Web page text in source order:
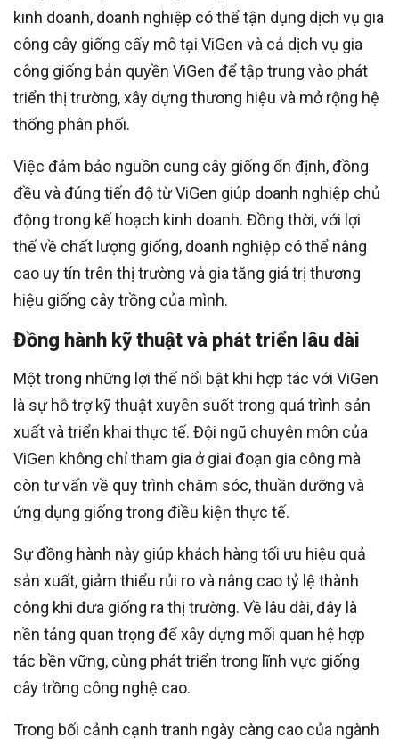
kinh doanh, doanh nghiệp có thể tận dụng dịch vụ gia
công cây giống cấy mô tại ViGen và cả dịch vụ gia
công giống bản quyền ViGen để tập trung vào phát
triển thị trường, xây dựng thương hiệu và mở rộng hệ
thống phân phối.
Việc đảm bảo nguồn cung cây giống ổn định, đồng
đều và đúng tiến độ từ ViGen giúp doanh nghiệp chủ
động trong kế hoạch kinh doanh. Đồng thời, với lợi
thế về chất lượng giống, doanh nghiệp có thể nâng
cao uy tín trên thị trường và gia tăng giá trị thương
hiệu giống cây trồng của mình.
Đồng hành kỹ thuật và phát triển lâu dài
Một trong những lợi thế nổi bật khi hợp tác với ViGen
là sự hỗ trợ kỹ thuật xuyên suốt trong quá trình sản
xuất và triển khai thực tế. Đội ngũ chuyên môn của
ViGen không chỉ tham gia ở giai đoạn gia công mà
còn tư vấn về quy trình chăm sóc, thuần dưỡng và
ứng dụng giống trong điều kiện thực tế.
Sự đồng hành này giúp khách hàng tối ưu hiệu quả
sản xuất, giảm thiểu rủi ro và nâng cao tỷ lệ thành
công khi đưa giống ra thị trường. Về lâu dài, đây là
nền tảng quan trọng để xây dựng mối quan hệ hợp
tác bền vững, cùng phát triển trong lĩnh vực giống
cây trồng công nghệ cao.
Trong bối cảnh cạnh tranh ngày càng cao của ngành